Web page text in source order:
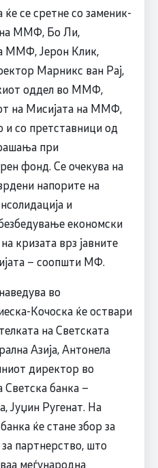
се сретне со заменик-
на ММФ, Бо Ли,
ММФ, Јерон Клик,
Марникс ван Рај,
оддел во ММФ,
на Мисијата на ММФ,
и со претставници од
при
фонд. Се очекува на
напорите на
и
економски
кризата врз јавните
– соопшти МФ.
во
Кочоска ќе оствари
на Светската
Азија, Антонела
директор во
Светска банка –
Јуџин Ругенат. На
ќе стане збор за
партнерство, што
меѓународна